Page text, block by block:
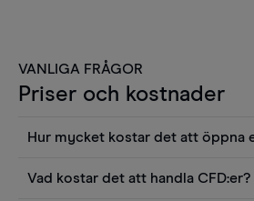
VANLIGA FRÅGOR
Priser och kostnader
Hur mycket kostar det att öppna
Vad kostar det att handla CFD:er?